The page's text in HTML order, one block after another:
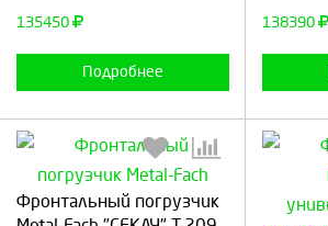
135450
Подробнее
138390
Фронтальный погрузчик